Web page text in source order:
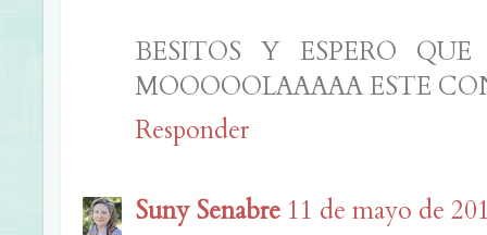
BESITOS Y ESPERO
MOOOOOLAAAAA ESTE
Responder
Suny Senabre 11 de mayo de